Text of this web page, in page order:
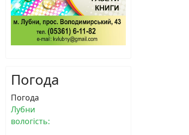
Погода
Погода
Лубни
вологість: